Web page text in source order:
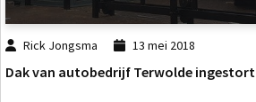
Rick Jongsma 13 mei 2018
Dak van autobedrijf Terwolde ingestort